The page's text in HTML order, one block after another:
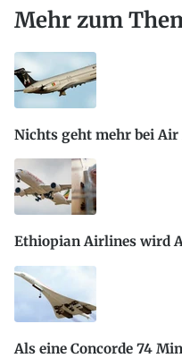
Mehr zum
Nichts geht mehr bei
Ethiopian Airlines wird
Als eine Concorde 74